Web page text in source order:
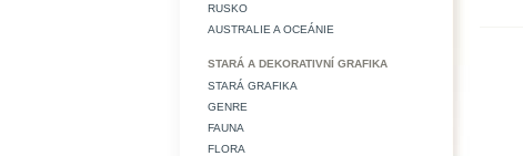
RUSKO
AUSTRALIE A OCEÁNIE
STARÁ A DEKORATIVNÍ GRAFIKA
STARÁ GRAFIKA
GENRE
FAUNA
FLORA